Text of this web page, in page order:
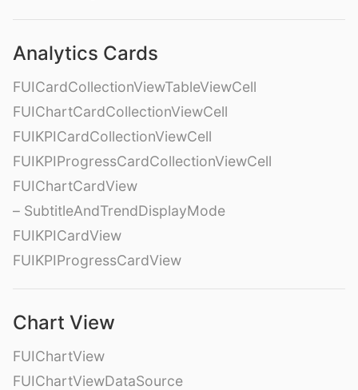
Analytics Cards
FUICardCollectionViewTableViewCell
FUIChartCardCollectionViewCell
FUIKPICardCollectionViewCell
FUIKPIProgressCardCollectionViewCell
FUIChartCardView
– SubtitleAndTrendDisplayMode
FUIKPICardView
FUIKPIProgressCardView
Chart View
FUIChartView
FUIChartViewDataSource